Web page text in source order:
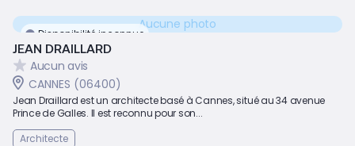
Disponibilité inconnue
Aucune photo
JEAN DRAILLARD
Aucun avis
CANNES (06400)
Jean Draillard est un architecte basé à Cannes, situé au 34 avenue
Prince de Galles. Il est reconnu pour son...
Architecte